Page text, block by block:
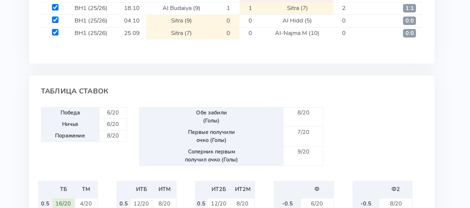
BH1 (25/26) 18.10 Al Budaiya (9) 1 1 Sitra (7) 2 1:1
BH1 (25/26) 04.10 Sitra (9) 0 0 Al Hidd (5) 0 0:0
BH1 (25/26) 25.09 Sitra (7) 0 0 Al-Najma M (10) 0 0:0
ТАБЛИЦА СТАВОК
Победа
6/20
Ничья
6/20
Поражение
8/20
Обе забили
(Голы)
8/20
Первые получили
очко (Голы)
7/20
Соперник первым
получил очко (Голы)
9/20
ТБ
ТМ
0.5
16/20
4/20
ИТБ
ИТМ
0.5
12/20
8/20
ИТ2Б
ИТ2М
0.5
12/20
8/20
Ф
-0.5
6/20
Ф2
-0.5
8/20